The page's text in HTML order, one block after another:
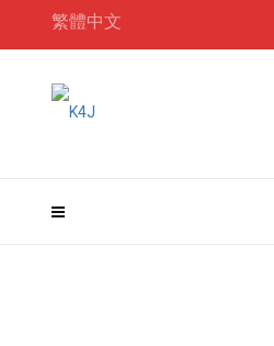
繁體中文